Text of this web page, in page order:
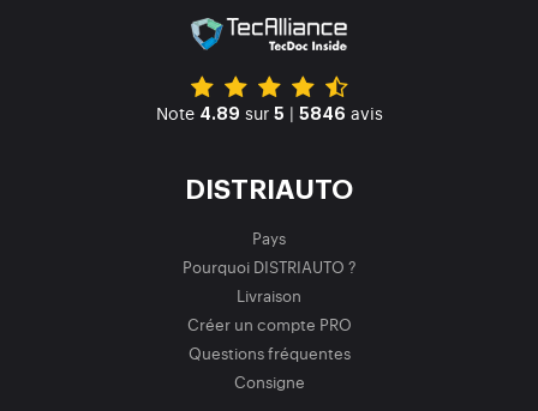
Note 4.89 sur 5 | 5846 avis
DISTRIAUTO
Pays
Pourquoi DISTRIAUTO ?
Livraison
Créer un compte PRO
Questions fréquentes
Consigne